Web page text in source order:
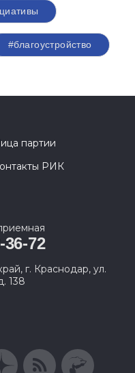
#благоустройство
партии
РИК
36-72
г. Краснодар, ул.
138